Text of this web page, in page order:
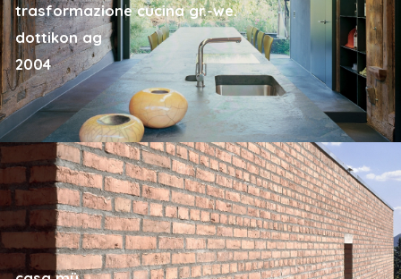
trasformazione cucina gr.-we.
dottikon ag
2004